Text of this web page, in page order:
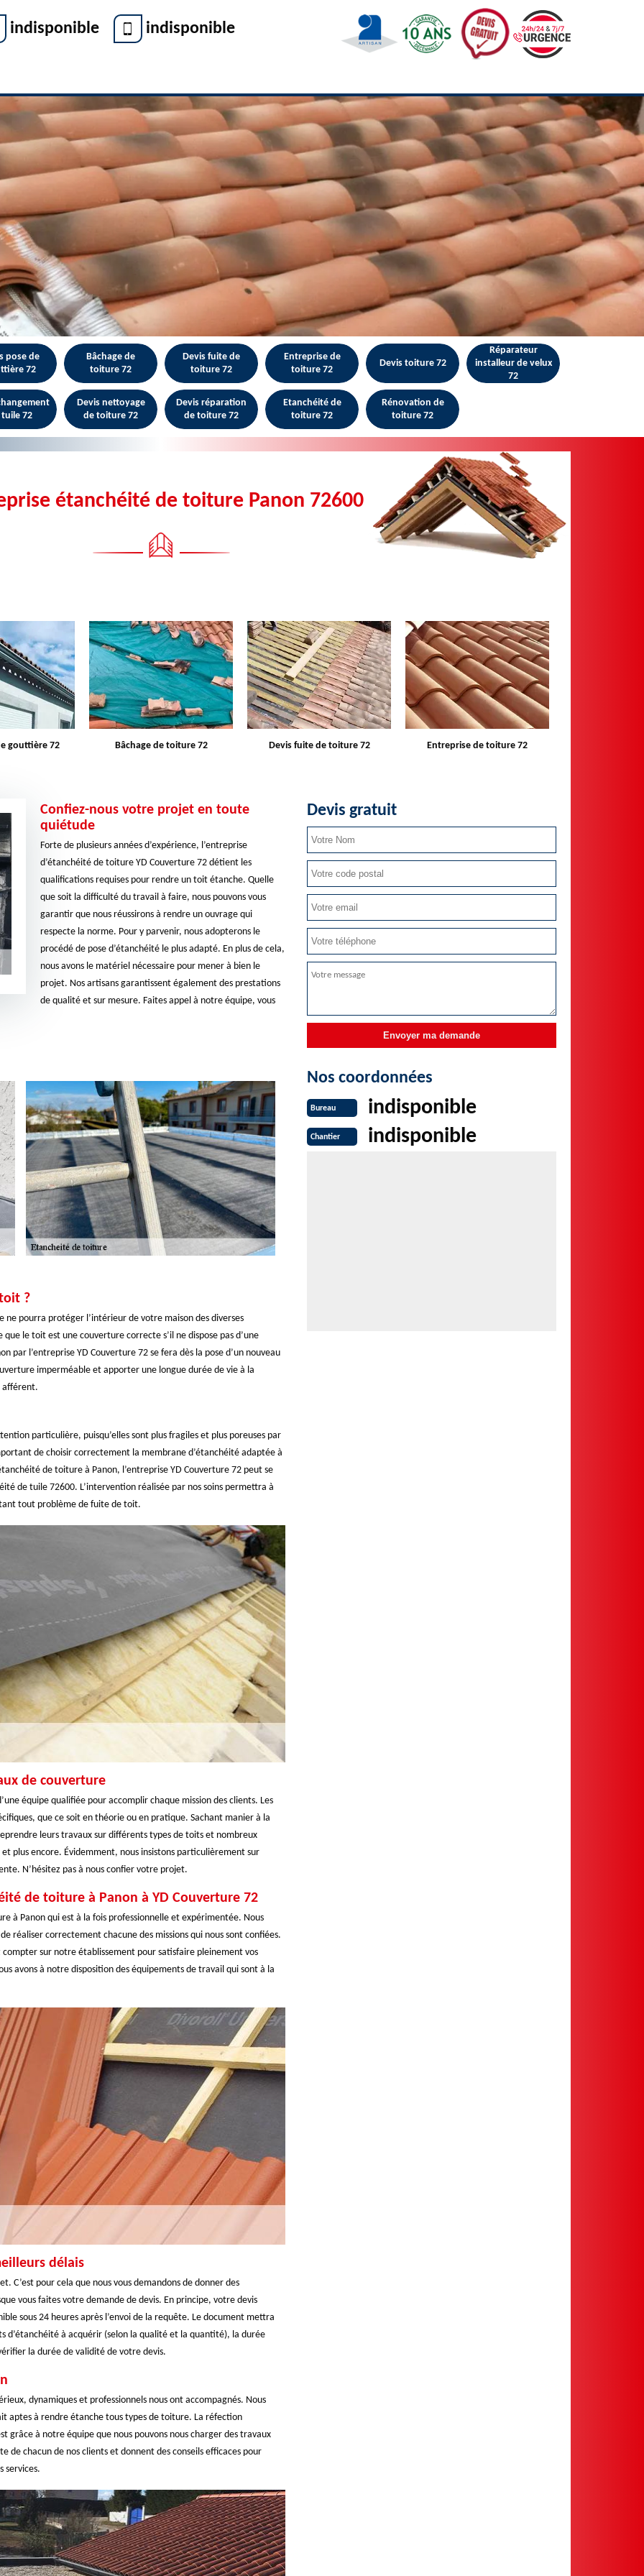
indisponible indisponible
pose de
72
Bâchage de
toiture 72
Devis fuite de
toiture 72
Entreprise de
toiture 72
Devis toiture 72
Réparateur
installeur de velux
72
72
Devis nettoyage
de toiture 72
Devis réparation
de toiture 72
Etanchéité de
toiture 72
Rénovation de
toiture 72
étanchéité de toiture Panon 72600
toiture 72 Devis fuite de toiture 72 Entreprise de toiture 72 Devis toiture 72
Confiez-nous votre projet en toute
quiétude
Forte de plusieurs années d’expérience, l’entreprise
d’étanchéité de toiture YD Couverture 72 détient les
qualifications requises pour rendre un toit étanche. Quelle
que soit la difficulté du travail à faire, nous pouvons vous
garantir que nous réussirons à rendre un ouvrage qui
respecte la norme. Pour y parvenir, nous adopterons le
procédé de pose d’étanchéité le plus adapté. En plus de cela,
nous avons le matériel nécessaire pour mener à bien le
projet. Nos artisans garantissent également des prestations
de qualité et sur mesure. Faites appel à notre équipe, vous
?
pourra protéger l’intérieur de votre maison des diverses
le toit est une couverture correcte s’il ne dispose pas d’une
par l’entreprise YD Couverture 72 se fera dès la pose d’un nouveau
imperméable et apporter une longue durée de vie à la
afférent.
particulière, puisqu’elles sont plus fragiles et plus poreuses par
de choisir correctement la membrane d’étanchéité adaptée à
de toiture à Panon, l’entreprise YD Couverture 72 peut se
de tuile 72600. L’intervention réalisée par nos soins permettra à
tout problème de fuite de toit.
de couverture
équipe qualifiée pour accomplir chaque mission des clients. Les
que ce soit en théorie ou en pratique. Sachant manier à la
leurs travaux sur différents types de toits et nombreux
plus encore. Évidemment, nous insistons particulièrement sur
N’hésitez pas à nous confier votre projet.
de toiture à Panon à YD Couverture 72
à Panon qui est à la fois professionnelle et expérimentée. Nous
réaliser correctement chacune des missions qui nous sont confiées.
sur notre établissement pour satisfaire pleinement vos
avons à notre disposition des équipements de travail qui sont à la
délais
C’est pour cela que nous vous demandons de donner des
vous faites votre demande de devis. En principe, votre devis
sous 24 heures après l’envoi de la requête. Le document mettra
d’étanchéité à acquérir (selon la qualité et la quantité), la durée
la durée de validité de votre devis.
dynamiques et professionnels nous ont accompagnés. Nous
aptes à rendre étanche tous types de toiture. La réfection
grâce à notre équipe que nous pouvons nous charger des travaux
de chacun de nos clients et donnent des conseils efficaces pour
services.
Devis gratuit
Nos coordonnées
Bureau indisponible
Chantier indisponible